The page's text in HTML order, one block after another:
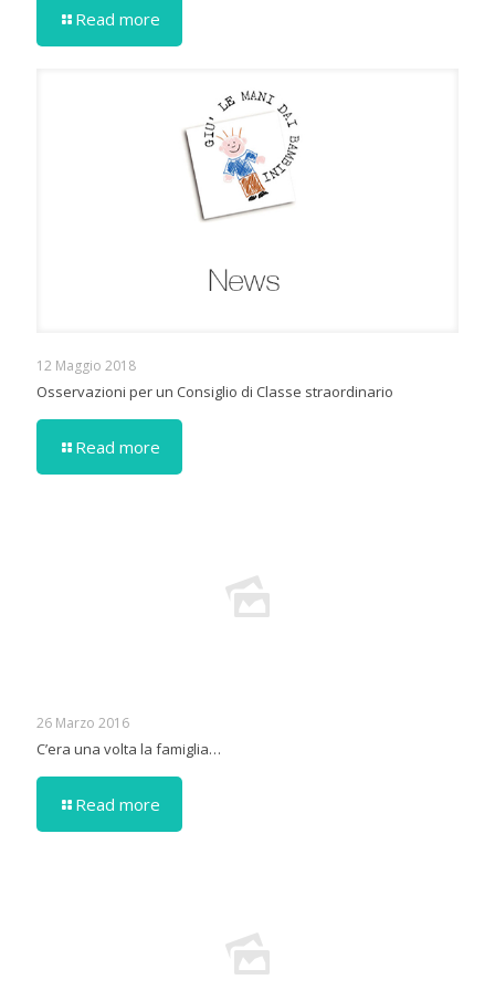
Read more
12 Maggio 2018
Osservazioni per un Consiglio di Classe straordinario
Read more
26 Marzo 2016
C’era una volta la famiglia…
Read more